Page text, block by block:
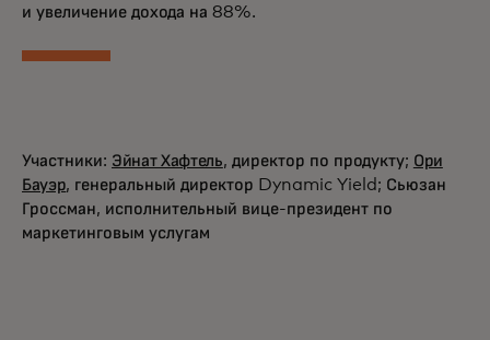
и увеличение дохода на 88%.
Участники: Эйнат Хафтель, директор по продукту; Ори
Бауэр, генеральный директор Dynamic Yield; Сьюзан
Гроссман, исполнительный вице-президент по
маркетинговым услугам